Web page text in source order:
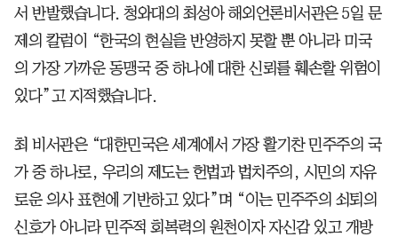
서 반발했습니다. 청와대의 최성아 해외언론비서관은 5일 문
제의 칼럼이 “한국의 현실을 반영하지 못할 뿐 아니라 미국
의 가장 가까운 동맹국 중 하나에 대한 신뢰를 훼손할 위험이
있다”고 지적했습니다.
최 비서관은 “대한민국은 세계에서 가장 활기찬 민주주의 국
가 중 하나로, 우리의 제도는 헌법과 법치주의, 시민의 자유
로운 의사 표현에 기반하고 있다”며 “이는 민주주의 쇠퇴의
신호가 아니라 민주적 회복력의 원천이자 자신감 있고 개방